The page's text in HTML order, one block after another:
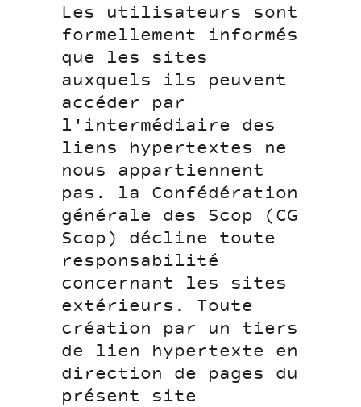
Les utilisateurs sont
formellement informés
que les sites
auxquels ils peuvent
accéder par
l'intermédiaire des
liens hypertextes ne
nous appartiennent
pas. la Confédération
générale des Scop (CG
Scop) décline toute
responsabilité
concernant les sites
extérieurs. Toute
création par un tiers
de lien hypertexte en
direction de pages du
présent site